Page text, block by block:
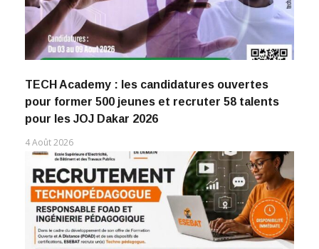
TECH Academy : les candidatures ouvertes
pour former 500 jeunes et recruter 58 talents
pour les JOJ Dakar 2026
4 Août 2026